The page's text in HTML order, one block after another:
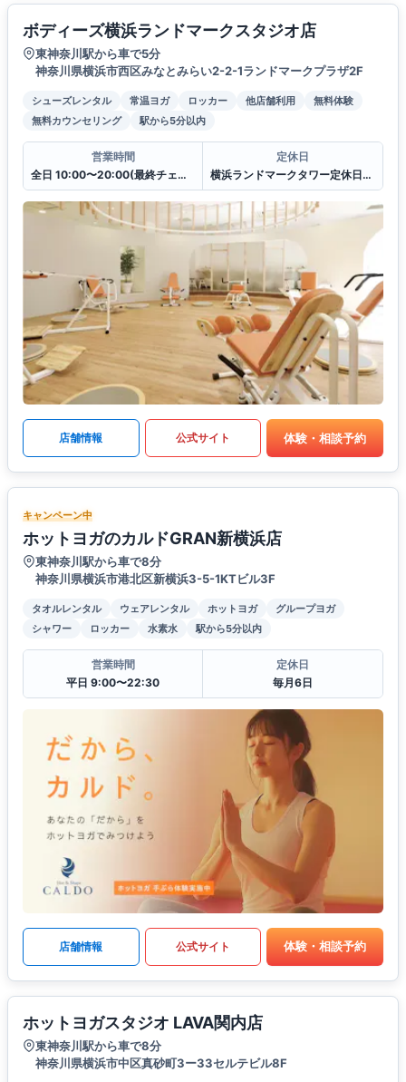
ボディーズ横浜ランドマークスタジオ店
東神奈川駅から車で5分
神奈川県横浜市西区みなとみらい2-2-1ランドマークプラザ2F
シューズレンタル 常温ヨガ ロッカー 他店舗利用
無料体験
無料カウンセリング
駅から5分以内
営業時間
全日 10:00〜20:00(最終チェックイン19:30)
定休日
横浜ランドマークタワー定休日に準ずる
店舗情報 公式サイト 体験・相談予約
キャンペーン中
ホットヨガのカルドGRAN新横浜店
東神奈川駅から車で8分
神奈川県横浜市港北区新横浜3-5-1KTビル3F
タオルレンタル ウェアレンタル ホットヨガ
グループヨガ
シャワー
ロッカー 水素水 駅から5分以内
営業時間
平日 9:00〜22:30
定休日
毎月6日
店舗情報 公式サイト 体験・相談予約
ホットヨガスタジオ LAVA関内店
東神奈川駅から車で8分
神奈川県横浜市中区真砂町3ー33セルテビル8F